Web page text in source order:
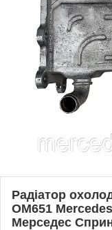
Радіатор
OM651
Мерседес